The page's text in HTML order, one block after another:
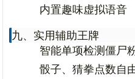
内置趣味虚拟语音
九、实用辅助王牌
智能单项检测僵尸
骰子、猜拳点数自